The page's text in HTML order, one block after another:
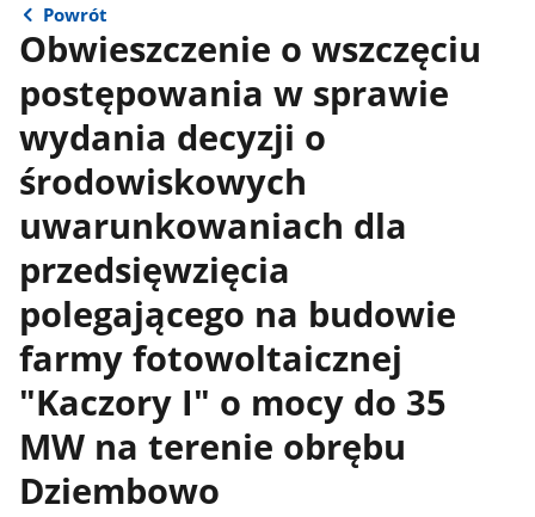
Powrót
Obwieszczenie o wszczęciu
postępowania w sprawie
wydania decyzji o
środowiskowych
uwarunkowaniach dla
przedsięwzięcia
polegającego na budowie
farmy fotowoltaicznej
"Kaczory I" o mocy do 35
MW na terenie obrębu
Dziembowo